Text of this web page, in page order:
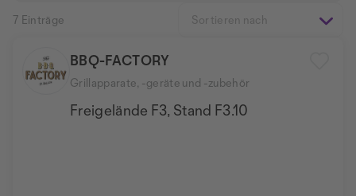
7 Einträge Sortieren nach
BBQ-FACTORY
Grillapparate, -geräte und -zubehör
Freigelände F3, Stand F3.10